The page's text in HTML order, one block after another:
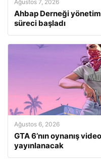
Ağustos 7, 2026
Ahbap Derneği
süreci başladı
Ağustos 6, 2026
GTA 6’nın oynanış
yayınlanacak